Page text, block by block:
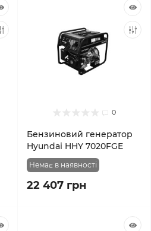
0
Бензиновий генератор
Hyundai HHY 7020FGE
Немає в наявності
22 407 грн